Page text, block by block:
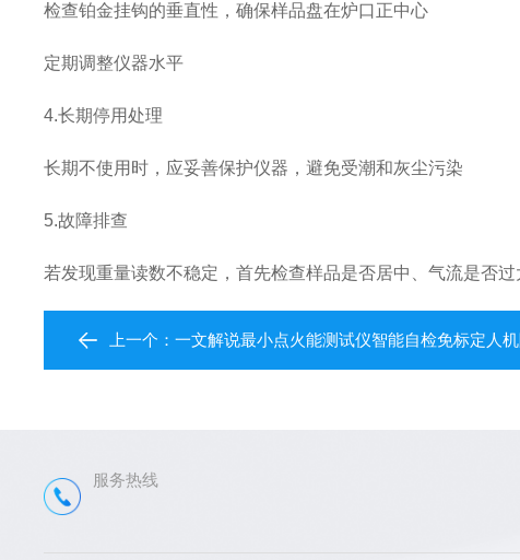
检查铂金挂钩的垂直性，确保样品盘在炉口正中心
定期调整仪器水平
4.长期停用处理
长期不使用时，应妥善保护仪器，避免受潮和灰尘污染
5.故障排查
若发现重量读数不稳定，首先检查样品是否居中、气流是否
上一个：一文解说最小点火能测试仪智能自检免标定人
服务热线